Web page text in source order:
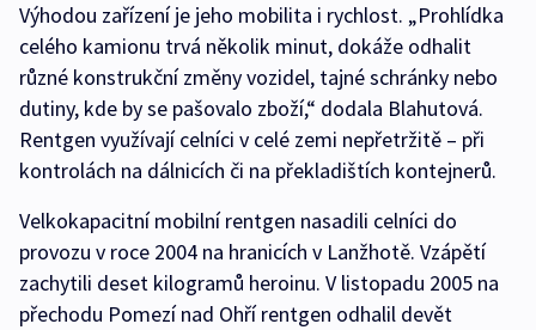
Výhodou zařízení je jeho mobilita i rychlost. „Prohlídka
celého kamionu trvá několik minut, dokáže odhalit
různé konstrukční změny vozidel, tajné schránky nebo
dutiny, kde by se pašovalo zboží,“ dodala Blahutová.
Rentgen využívají celníci v celé zemi nepřetržitě – při
kontrolách na dálnicích či na překladištích kontejnerů.
Velkokapacitní mobilní rentgen nasadili celníci do
provozu v roce 2004 na hranicích v Lanžhotě. Vzápětí
zachytili deset kilogramů heroinu. V listopadu 2005 na
přechodu Pomezí nad Ohří rentgen odhalil devět